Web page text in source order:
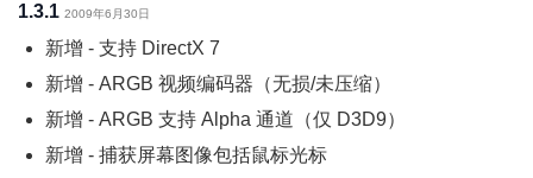
1.3.1 2009年6月30日
新增 - 支持 DirectX 7
新增 - ARGB 视频编码器（无损/未压缩）
新增 - ARGB 支持 Alpha 通道（仅 D3D9）
新增 - 捕获屏幕图像包括鼠标光标